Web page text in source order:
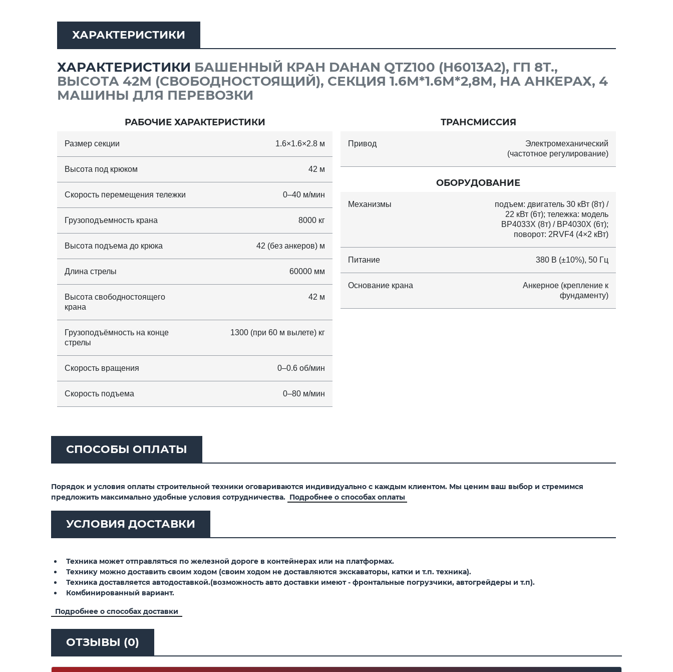
ХАРАКТЕРИСТИКИ
ХАРАКТЕРИСТИКИ БАШЕННЫЙ КРАН DAHAN QTZ100 (H6013A2), ГП 8Т.,
ВЫСОТА 42М (СВОБОДНОСТОЯЩИЙ), СЕКЦИЯ 1.6M*1.6M*2,8M, НА АНКЕРАХ, 4
МАШИНЫ ДЛЯ ПЕРЕВОЗКИ
РАБОЧИЕ ХАРАКТЕРИСТИКИ
Размер секции 1.6×1.6×2.8 м
Высота под крюком 42 м
Скорость перемещения тележки 0–40 м/мин
Грузоподъемность крана 8000 кг
Высота подъема до крюка 42 (без анкеров) м
Длина стрелы 60000 мм
Высота свободностоящего
крана
42 м
Грузоподъёмность на конце
стрелы
1300 (при 60 м вылете) кг
Скорость вращения 0–0.6 об/мин
Скорость подъема 0–80 м/мин
ТРАНСМИССИЯ
Привод
Электромеханический
(частотное регулирование)
ОБОРУДОВАНИЕ
Механизмы
подъем: двигатель 30 кВт (8т) /
22 кВт (6т); тележка: модель
BP4033X (8т) / BP4030X (6т);
поворот: 2RVF4 (4×2 кВт)
Питание 380 В (±10%), 50 Гц
Основание крана
Анкерное (крепление к
фундаменту)
СПОСОБЫ ОПЛАТЫ
Порядок и условия оплаты строительной техники оговариваются индивидуально с каждым клиентом. Мы ценим ваш выбор и стремимся
предложить максимально удобные условия сотрудничества. Подробнее о способах оплаты
УСЛОВИЯ ДОСТАВКИ
Техника может отправляться по железной дороге в контейнерах или на платформах.
Технику можно доставить своим ходом (своим ходом не доставляются экскаваторы, катки и т.п. техника).
Техника доставляется автодоставкой.(возможность авто доставки имеют - фронтальные погрузчики, автогрейдеры и т.п).
Комбинированный вариант.
Подробнее о способах доставки
ОТЗЫВЫ (0)